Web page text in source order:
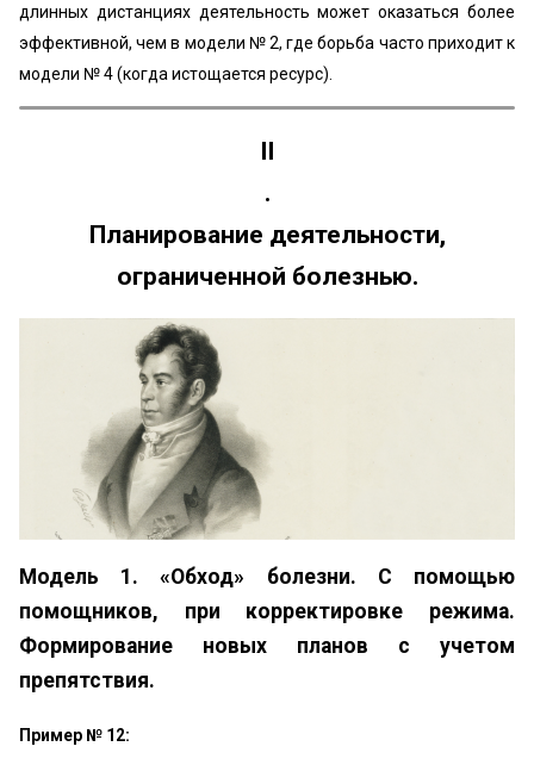
длинных дистанциях деятельность может оказаться более
эффективной, чем в модели № 2, где борьба часто приходит к
модели № 4 (когда истощается ресурс).
II
.
Планирование деятельности,
ограниченной болезнью.
Модель 1. «Обход» болезни. С помощью
помощников, при корректировке режима.
Формирование новых планов с учетом
препятствия.
Пример № 12: